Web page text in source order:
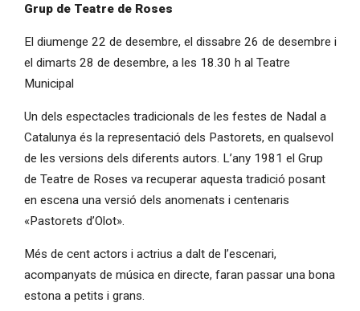
Grup de Teatre de Roses
El diumenge 22 de desembre, el dissabre 26 de desembre i
el dimarts 28 de desembre, a les 18.30 h al Teatre
Municipal
Un dels espectacles tradicionals de les festes de Nadal a
Catalunya és la representació dels Pastorets, en qualsevol
de les versions dels diferents autors. L’any 1981 el Grup
de Teatre de Roses va recuperar aquesta tradició posant
en escena una versió dels anomenats i centenaris
«Pastorets d’Olot».
Més de cent actors i actrius a dalt de l’escenari,
acompanyats de música en directe, faran passar una bona
estona a petits i grans.